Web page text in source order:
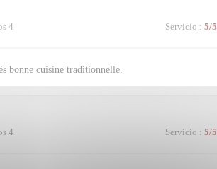
4 Servicio : 5/5
bonne cuisine traditionnelle.
4 Servicio : 5/5